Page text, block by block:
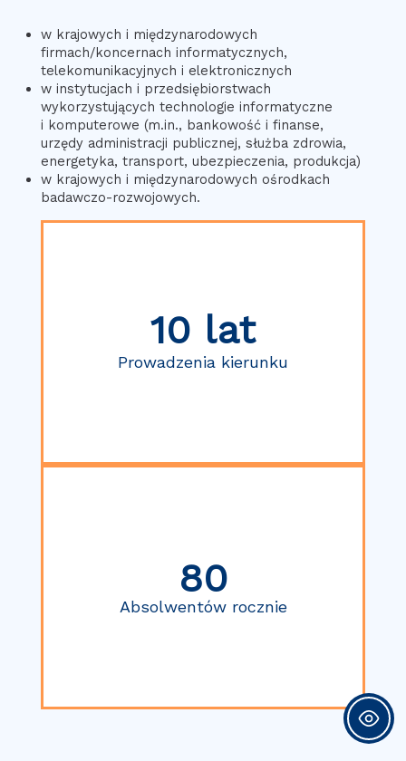
w krajowych i międzynarodowych
firmach/koncernach informatycznych,
telekomunikacyjnych i elektronicznych
w instytucjach i przedsiębiorstwach
wykorzystujących technologie informatyczne
i komputerowe (m.in., bankowość i finanse,
urzędy administracji publicznej, służba zdrowia,
energetyka, transport, ubezpieczenia, produkcja)
w krajowych i międzynarodowych ośrodkach
badawczo-rozwojowych.
10 lat
Prowadzenia kierunku
80
Absolwentów rocznie